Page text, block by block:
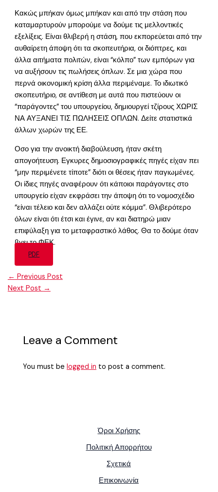
Κακώς μπήκαν όμως μπήκαν και από την στάση που
καταμαρτυρούν μπορούμε να δούμε τις μελλοντικές
εξελίξεις. Είναι θλιβερή η στάση, που εκπορεύεται από την
αυθαίρετη άποψη ότι τα σκοπευτήρια, οι διόπτρες, και
άλλα αιτήματα πολιτών, είναι “κόλπο” των εμπόρων για
να αυξήσουν τις πωλήσεις όπλων. Σε μια χώρα που
περνά οικονομική κρίση άλλα περιμέναμε. Το ιδιωτικό
σκοπευτήριο, σε αντίθεση με αυτά που πιστεύουν οι
“παράγοντες” του υπουργείου, δημιουργεί τζίρους ΧΩΡΙΣ
ΝΑ ΑΥΞΑΝΕΙ ΤΙΣ ΠΩΛΗΣΕΙΣ ΟΠΛΩΝ. Δείτε στατιστικά
άλλων χωρών της ΕΕ.
Οσο για την ανοικτή διαβούλευση, ήταν σκέτη
απογοήτευση. Εγκυρες δημοσιογραφικές πηγές είχαν πει
“μην περιμένετε τίποτε” διότι οι θέσεις ήταν παγιωμένες.
Οι ίδιες πηγές αναφέρουν ότι κάποιοι παράγοντες στο
υπουργείο είχαν εκφράσει την άποψη ότι το νομοσχέδιο
“είναι τέλειο και δεν αλλάζει ούτε κόμμα”. Θλιβερότερο
όλων είναι ότι έτσι και έγινε, αν και διατηρώ μιαν
επιφύλαξη για το μεταφραστικό λάθος. Θα το δούμε όταν
βγει το ΦΕΚ.
PDF
← Previous Post
Next Post →
Leave a Comment
You must belogged in to post a comment.
Όροι Χρήσης
Πολιτική Απορρήτου
Σχετικά
Επικοινωνία